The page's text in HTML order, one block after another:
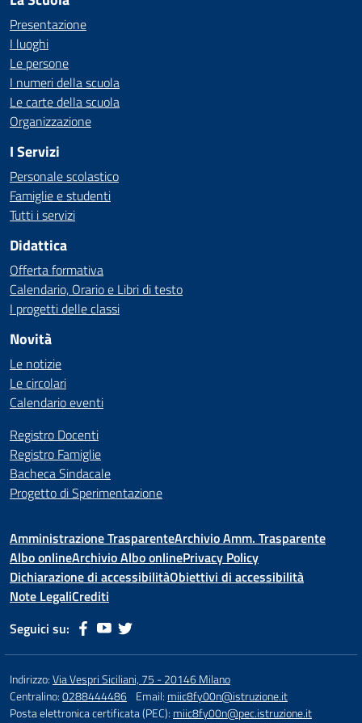
Presentazione
I luoghi
Le persone
I numeri della scuola
Le carte della scuola
Organizzazione
I Servizi
Personale scolastico
Famiglie e studenti
Tutti i servizi
Didattica
Offerta formativa
Calendario, Orario e Libri di testo
I progetti delle classi
Novità
Le notizie
Le circolari
Calendario eventi
Registro Docenti
Registro Famiglie
Bacheca Sindacale
Progetto di Sperimentazione
Amministrazione TrasparenteArchivio Amm. Trasparente
Albo onlineArchivio Albo onlinePrivacy Policy
Dichiarazione di accessibilitàObiettivi di accessibilità
Note LegaliCrediti
Seguici su:
Indirizzo:Via Vespri Siciliani, 75 - 20146 Milano
Centralino:0288444486 Email: miic8fy00n@istruzione.it
Posta elettronica certificata (PEC): miic8fy00n@pec.istruzione.it